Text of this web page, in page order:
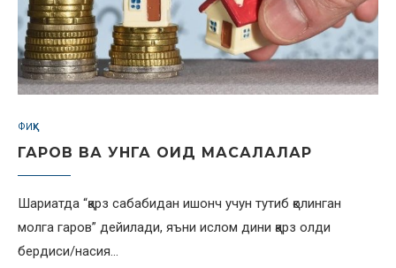
ФИҚҲ
ГАРОВ ВА УНГА ОИД МАСАЛАЛАР
Шариатда “қарз сабабидан ишонч учун тутиб қолинган
молга гаров” дейилади, яъни ислом дини қарз олди
бердиси/насия…